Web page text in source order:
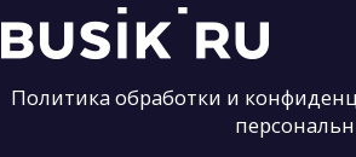
Политика обработки и